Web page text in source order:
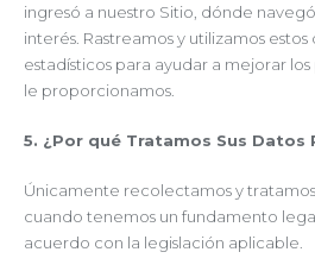
ingresó a nuestro Sitio, dónde
interés. Rastreamos y utilizamos
estadísticos para ayudar a mejorar
le proporcionamos.
5. ¿Por qué Tratamos Sus Datos
Únicamente recolectamos y
cuando tenemos un fundamento
acuerdo con la legislación aplicable.